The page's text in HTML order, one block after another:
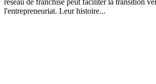
l'entrepreneuriat. Leur histoire...